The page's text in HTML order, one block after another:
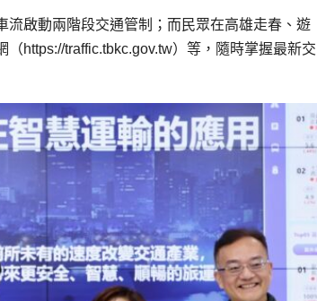
啟動兩階段交通管制；而民眾在高雄走春、遊
https://traffic.tbkc.gov.tw）等，隨時掌握最新交